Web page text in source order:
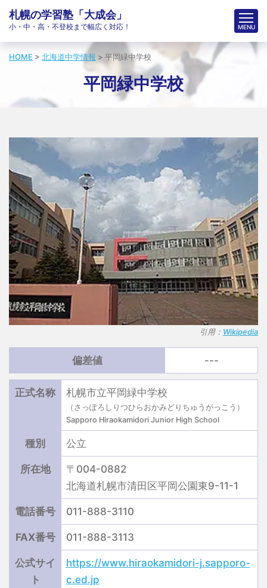
札幌の学習塾「大成会」
小・中・高・不登校まで幅広く対応！
HOME > 北海道中学情報 > 平岡緑中学校
平岡緑中学校
引用： Wikipedia
偏差値 ---
正式名称 札幌市立平岡緑中学校
（さっぽろしりつひらおかみどりちゅうがっこう）
Sapporo Hiraokamidori Junior High School
種別 公立
所在地
〒004-0882
北海道札幌市清田区平岡公園東9-11-1
電話番号 011-888-3110
FAX番号 011-888-3113
公式サイ
ト
https://www.hiraokamidori-j.sapporo-
c.ed.jp